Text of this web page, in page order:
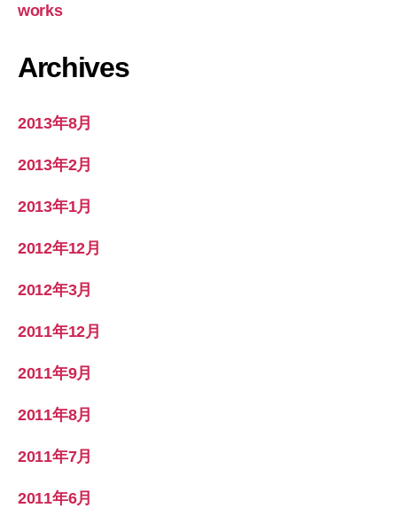
works
Archives
2013年8月
2013年2月
2013年1月
2012年12月
2012年3月
2011年12月
2011年9月
2011年8月
2011年7月
2011年6月